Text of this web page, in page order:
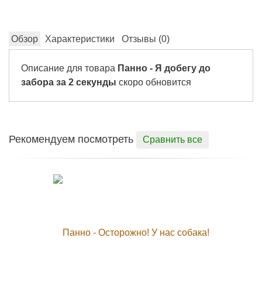
Обзор Характеристики Отзывы (0)
Описание для товара Панно - Я добегу до
забора за 2 секунды скоро обновится
Рекомендуем посмотреть Сравнить все